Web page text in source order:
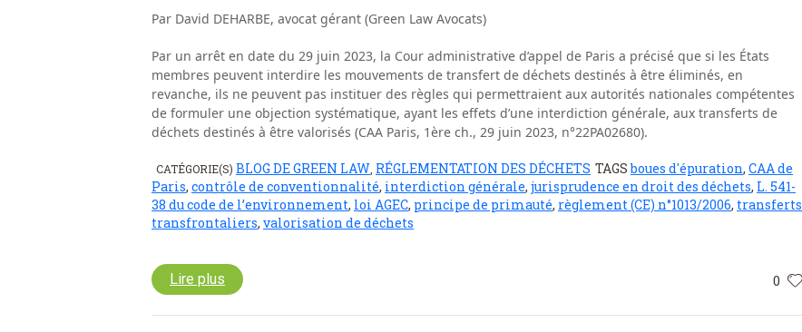
Par David DEHARBE, avocat gérant (Green Law Avocats)
Par un arrêt en date du 29 juin 2023, la Cour administrative d’appel de Paris a précisé que si les États
membres peuvent interdire les mouvements de transfert de déchets destinés à être éliminés, en
revanche, ils ne peuvent pas instituer des règles qui permettraient aux autorités nationales compétentes
de formuler une objection systématique, ayant les effets d’une interdiction générale, aux transferts de
déchets destinés à être valorisés (CAA Paris, 1ère ch., 29 juin 2023, n°22PA02680).
CATÉGORIE(S) BLOG DE GREEN LAW, RÉGLEMENTATION DES DÉCHETS TAGSboues d'épuration, CAA de
Paris, contrôle de conventionnalité, interdiction générale, jurisprudence en droit des déchets, L. 541-
38 du code de l’environnement, loi AGEC, principe de primauté, règlement (CE) n°1013/2006, transferts
transfrontaliers, valorisation de déchets
0
Lire plus